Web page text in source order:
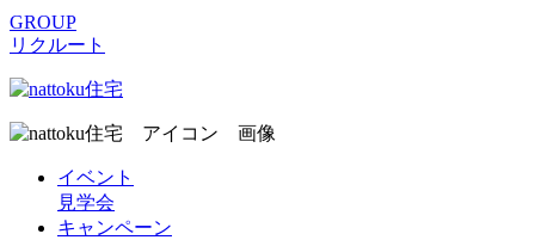
GROUP
リクルート
イベント
見学会
キャンペーン